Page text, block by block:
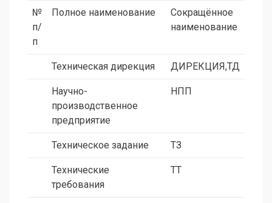
№
п/
п
Полное наименование
Сокращённое
наименование
Техническая дирекция ДИРЕКЦИЯ,ТД
Научно-
производственное
предприятие
НПП
Техническое задание ТЗ
Технические
требования
ТТ